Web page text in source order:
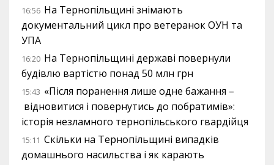
16:56 На Тернопільщині знімають
документальний цикл про ветеранок ОУН та
УПА
16:20 На Тернопільщині державі повернули
будівлю вартістю понад 50 млн грн
15:43 «Після поранення лише одне бажання –
відновитися і повернутись до побратимів»:
історія незламного тернопільського гвардійця
15:11 Скільки на Тернопільщині випадків
домашнього насильства і як карають